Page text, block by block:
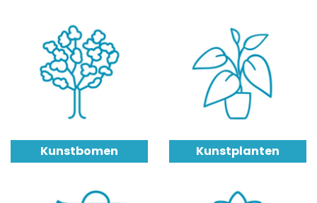
Kunstbomen Kunstplanten